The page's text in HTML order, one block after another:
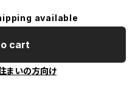
available
cart
まいの方向け